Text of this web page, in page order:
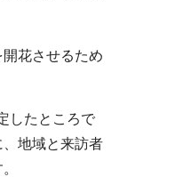
花させるため
したところで
地域と来訪者